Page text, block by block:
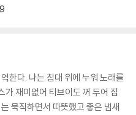
한다. 나는 침대 위에 누워 노래를
재미없어 티브이도 꺼 두어 집
묵직하면서 따뜻했고 좋은 냄새